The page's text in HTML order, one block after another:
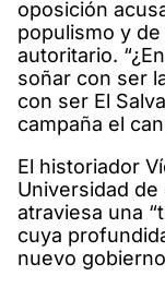
oposición
populismo y
autoritario.
soñar con ser
con ser El
campaña el
El historiador
Universidad de
atraviesa una
cuya
nuevo